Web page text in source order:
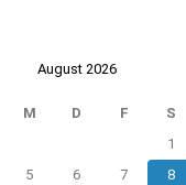
August 2026
M D F S
1
5 6 7 8